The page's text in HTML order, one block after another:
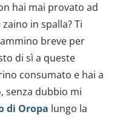
hai mai provato ad
in spalla? Ti
breve per
di sì a queste
consumato e hai a
senza dubbio mi
di Oropa lungo la